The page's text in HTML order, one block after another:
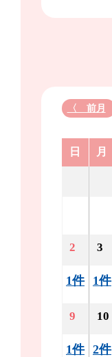
〈 前月
日 月
2
1件
3
1件
9
1件
10
2件